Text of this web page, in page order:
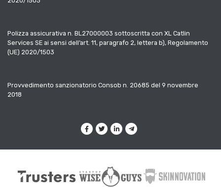
Polizza assicurativa n. BL27000003 sottoscritta con XL Catlin
Services SE ai sensi dell’art. 11, paragrafo 2, lettera b), Regolamento
(UE) 2020/1503
Provvedimento sanzionatorio Consob n. 20685 del 9 novembre
2018